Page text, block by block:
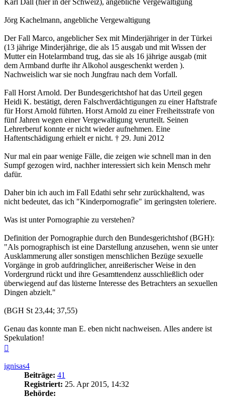
Karl Dall (hier in der Schweiz), angebliche Vergewaltigung
Jörg Kachelmann, angebliche Vergewaltigung
Der Fall Marco, angeblicher Sex mit Minderjähriger in der Türkei
(13 jährige Minderjährige, die als 15 ausgab und mit Wissen der
Mutter ein Hotelarmband trug, das sie als 16 jährige ausgab (mit
dem Armband durfte ihr Alkohol ausgeschenkt werden ).
Nachweislich war sie noch Jungfrau nach dem Vorfall.
Fall Horst Arnold. Der Bundesgerichtshof hat das Urteil gegen
Heidi K. bestätigt, deren Falschverdächtigungen zu einer Haftstrafe
für Horst Arnold führten. Horst Arnold zu einer Freiheitsstrafe von
fünf Jahren wegen einer Vergewaltigung verurteilt. Seinen
Lehrerberuf konnte er nicht wieder aufnehmen. Eine
Haftentschädigung erhielt er nicht. † 29. Juni 2012
Nur mal ein paar wenige Fälle, die zeigen wie schnell man in den
Sumpf gezogen wird, nachher interessiert sich kein Mensch mehr
dafür.
Daher bin ich auch im Fall Edathi sehr sehr zurückhaltend, was
nicht bedeutet, das ich "Kinderpornografie" im geringsten toleriere.
Was ist unter Pornographie zu verstehen?
Definition der Pornographie durch den Bundesgerichtshof (BGH):
"Als pornographisch ist eine Darstellung anzusehen, wenn sie unter
Ausklammerung aller sonstigen menschlichen Bezüge sexuelle
Vorgänge in grob aufdringlicher, anreißerischer Weise in den
Vordergrund rückt und ihre Gesamttendenz ausschließlich oder
überwiegend auf das lüsterne Interesse des Betrachters an sexuellen
Dingen abzielt."
(BGH St 23,44; 37,55)
Genau das konnte man E. eben nicht nachweisen. Alles andere ist
Spekulation!
ignisas4
Beiträge: 41
Registriert: 25. Apr 2015, 14:32
Behörde: